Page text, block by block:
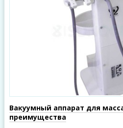
Вакуумный аппарат для
преимущества